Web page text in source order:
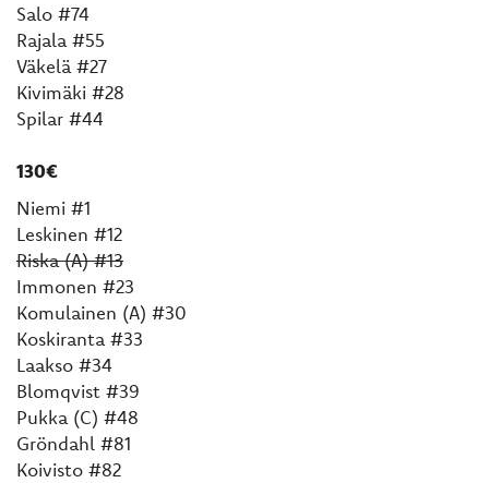
Salo #74
Rajala #55
Väkelä #27
Kivimäki #28
Spilar #44
130€
Niemi #1
Leskinen #12
Riska (A) #13
Immonen #23
Komulainen (A) #30
Koskiranta #33
Laakso #34
Blomqvist #39
Pukka (C) #48
Gröndahl #81
Koivisto #82